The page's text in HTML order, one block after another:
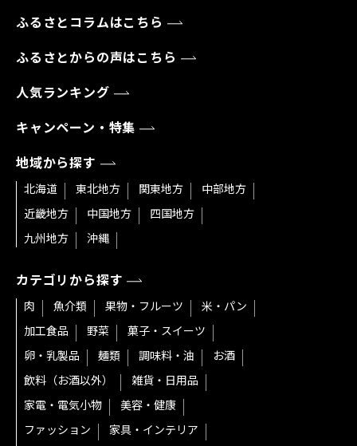
ふるさとコラムはこちら
ふるさとからの声はこちら
人気ランキング
キャンペーン・特集
地域から探す
北海道 東北地方 関東地方
中部地方
近畿地方
中国地方
四国地方
九州地方
沖縄
カテゴリから探す
肉 魚介類 果物・フルーツ
米・パン
加工食品
野菜
菓子・スイーツ
卵・乳製品
麺類 調味料・油
お酒
飲料（お酒以外）
雑貨・日用品
家電・電気小物
美容・健康
ファッション
家具・インテリア